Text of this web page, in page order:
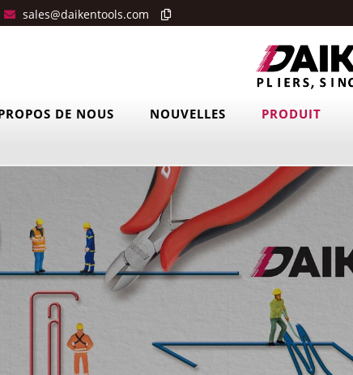
sales@daikentools.com
DE NOUS NOUVELLES PRODUIT